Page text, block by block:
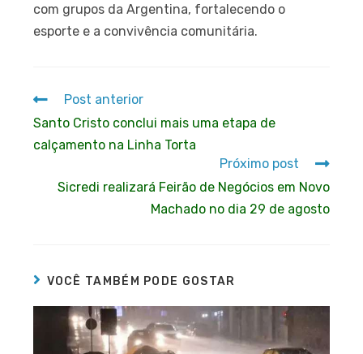
com grupos da Argentina, fortalecendo o
esporte e a convivência comunitária.
Post anterior
Santo Cristo conclui mais uma etapa de
calçamento na Linha Torta
Próximo post
Sicredi realizará Feirão de Negócios em Novo
Machado no dia 29 de agosto
VOCÊ TAMBÉM PODE GOSTAR